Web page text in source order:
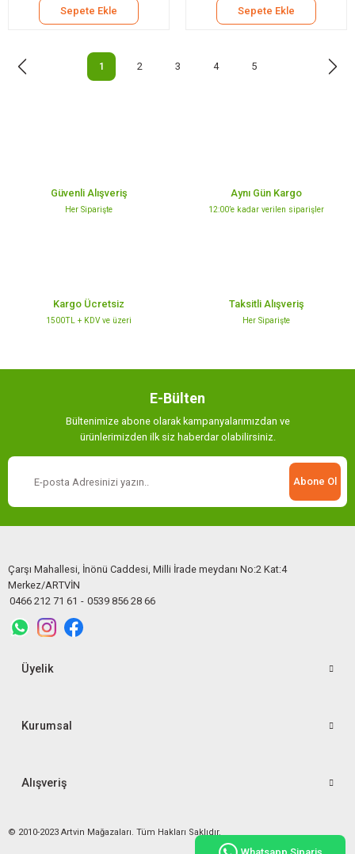
Sepete Ekle Sepete Ekle
1 2 3 4 5
Güvenli Alışveriş
Her Siparişte
Aynı Gün Kargo
12:00’e kadar verilen siparişler
Kargo Ücretsiz
1500TL + KDV ve üzeri
Taksitli Alışveriş
Her Siparişte
E-Bülten
Bültenimize abone olarak kampanyalarımızdan ve
ürünlerimizden ilk siz haberdar olabilirsiniz.
Abone Ol
Çarşı Mahallesi, İnönü Caddesi, Milli İrade meydanı No:2 Kat:4
Merkez/ARTVİN
0466 212 71 61 - 0539 856 28 66
Üyelik
Kurumsal
Alışveriş
© 2010-2023 Artvin Mağazaları. Tüm Hakları Saklıdır.